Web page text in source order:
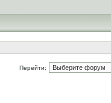
Перейти: